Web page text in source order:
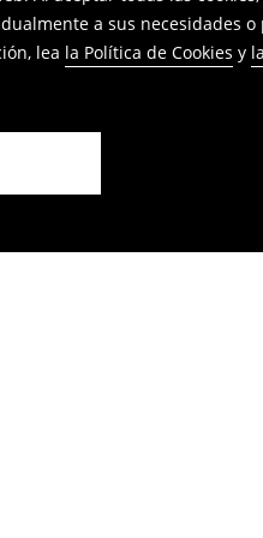
a sus necesidades
lea la Política de Cookies y